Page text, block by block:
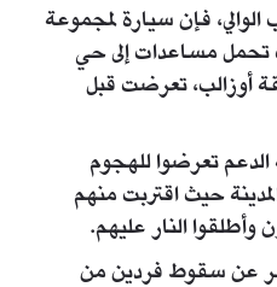
فإن سيارة لمجموعة
تحمل مساعدات إلى حي
أوزالب، تعرضت قبل
تعرضوا للهجوم
حيث اقتربت منهم
النار عليهم.
عن سقوط فردين من